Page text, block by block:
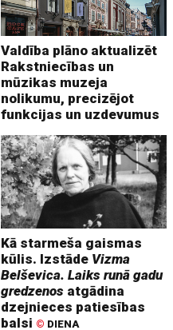
Valdība plāno aktualizēt
Rakstniecības un
mūzikas muzeja
nolikumu, precizējot
funkcijas un uzdevumus
Kā starmeša gaismas
kūlis. Izstāde Vizma
Belševica. Laiks runā gadu
gredzenos atgādina
dzejnieces patiesības
balsi © DIENA